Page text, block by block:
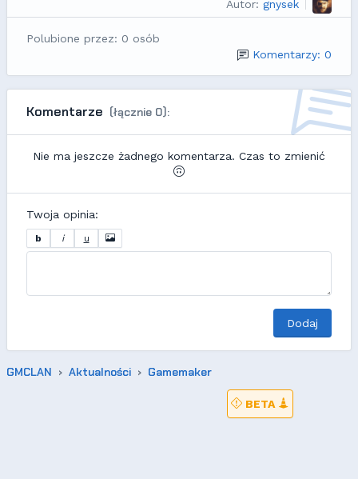
Autor: gnysek
Polubione przez: 0 osób
Komentarzy: 0
Komentarze (łącznie 0):
Nie ma jeszcze żadnego komentarza. Czas to zmienić
Twoja opinia:
b i u
Dodaj
GMCLAN Aktualności Gamemaker
BETA